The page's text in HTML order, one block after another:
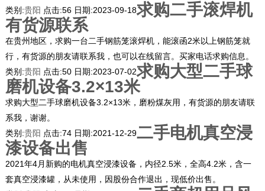
类别:贵阳 点击:56 日期:2023-09-18求购二手滚焊机
有货源联系
在贵州地区，求购一台二手钢筋笼滚焊机，能滚函2米以上钢筋笼就
行，有货源的朋友请联系我，也可以在线留言。买家电话求购信息。
类别:贵阳 点击:50 日期:2023-07-02求购大型二手球
磨机设备3.2×13米
求购大型二手球磨机设备3.2×13米，磨粉煤灰用，有货源的朋友请联
系我，谢谢。
类别:贵阳 点击:74 日期:2021-12-29二手电机真空浸
漆设备出售
2021年4月新购的电机真空浸漆设备，内径2.5米，全高4.2米，含一
套真空浸漆罐，从未使用，因股份合作退出，现低价出售。